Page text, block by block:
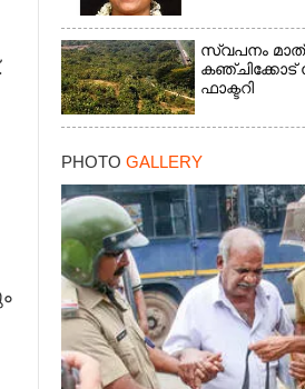
സ്വപനം
കഞ്ചിക്കോട്
ഫാക്ടറി
PHOTO GALLERY
×